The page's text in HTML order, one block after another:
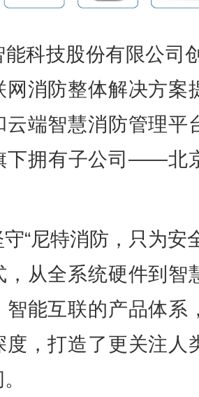
能科技股份有限公司
网消防整体解决方案
云端智慧消防管理平
下拥有子公司——北
守“尼特消防，只为安
，从全系统硬件到智
智能互联的产品体系
度，打造了更关注人